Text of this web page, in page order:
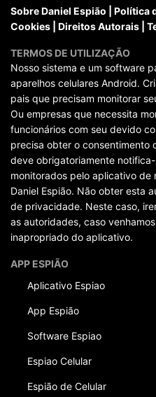
Sobre Daniel Espião Política
Cookies
Direitos Autorais
TERMOS DE UTILIZAÇÃO
Nosso sistema e um software
aparelhos celulares Android.
pais que precisam monitorar
Ou empresas que necessita
funcionários com seu devido
precisa obter o consentimento
deve obrigatoriamente
monitorados pelo aplicativo de
Daniel Espião. Não obter esta
de privacidade. Neste caso,
as autoridades, caso
inapropriado do aplicativo.
APP ESPIÃO
Aplicativo Espiao
App Espião
Software Espiao
Espiao Celular
Espião de Celular